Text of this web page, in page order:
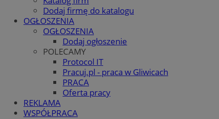
Dodaj firmę do katalogu
OGŁOSZENIA
OGŁOSZENIA
Dodaj ogłoszenie
POLECAMY
Protocol IT
Pracuj.pl - praca w Gliwicach
PRACA
Oferta pracy
REKLAMA
WSPÓŁPRACA